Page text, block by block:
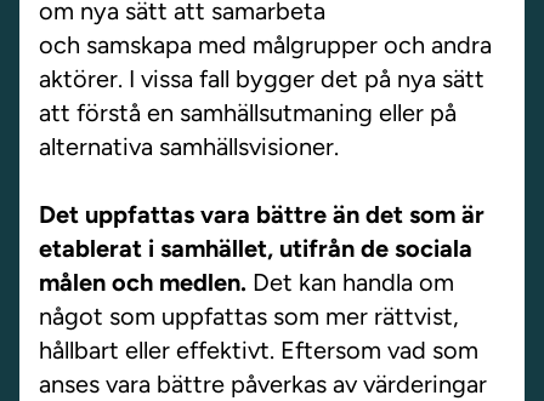
om nya sätt att samarbeta
och samskapa med målgrupper och andra
aktörer. I vissa fall bygger det på nya sätt
att förstå en samhällsutmaning eller på
alternativa samhällsvisioner.
Det uppfattas vara bättre än det som är
etablerat i samhället, utifrån de sociala
målen och medlen. Det kan handla om
något som uppfattas som mer rättvist,
hållbart eller effektivt. Eftersom vad som
anses vara bättre påverkas av värderingar